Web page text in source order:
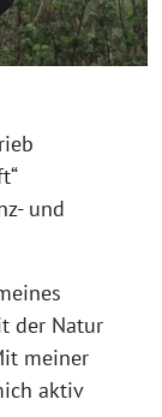
und
der Natur
meiner
aktiv